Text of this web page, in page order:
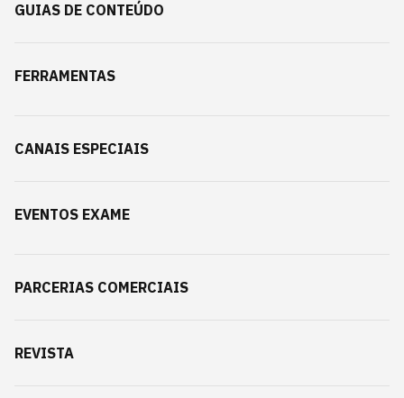
GUIAS DE CONTEÚDO
FERRAMENTAS
CANAIS ESPECIAIS
EVENTOS EXAME
PARCERIAS COMERCIAIS
REVISTA